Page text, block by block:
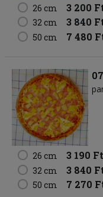
26 cm 3 200
32 cm 3 840
50 cm 7 480
26 cm 3 190 Ft
32 cm 3 840
50 cm 7 270